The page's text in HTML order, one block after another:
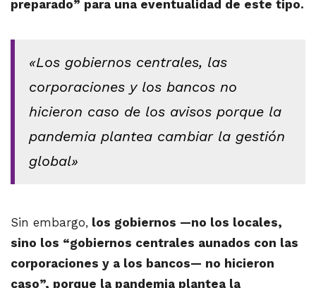
preparado” para una eventualidad de este tipo.
«Los gobiernos centrales, las
corporaciones y los bancos no
hicieron caso de los avisos porque la
pandemia plantea cambiar la gestión
global»
Sin embargo, los gobiernos —no los locales,
sino los “gobiernos centrales aunados con las
corporaciones y a los bancos— no hicieron
caso”, porque la pandemia plantea la